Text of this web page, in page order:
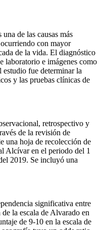
de las causas más
con mayor
de la vida. El diagnóstico
laboratorio e imágenes como
fue determinar la
y las pruebas clínicas de
retrospectivo y
de la revisión de
una hoja de recolección de
Alcívar en el periodo del 1
2019. Se incluyó una
significativa entre
la escala de Alvarado en
de 9-10 en la escala de